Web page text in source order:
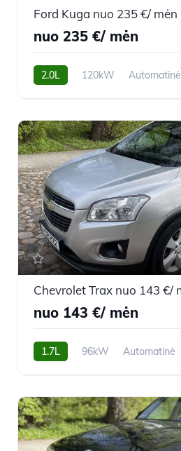
nuo 235 €/ mėn
2.0L 120kW Automatinė
nuo 143 €/ mėn
1.7L 96kW Automatinė